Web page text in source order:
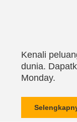
Kenali
dunia.
Monday.